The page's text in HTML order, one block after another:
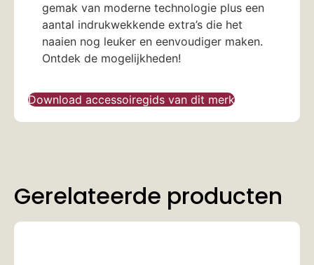
gemak van moderne technologie plus een
aantal indrukwekkende extra’s die het
naaien nog leuker en eenvoudiger maken.
Ontdek de mogelijkheden!
Download accessoiregids van dit merk
Gerelateerde producten